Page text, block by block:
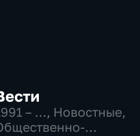
– …, Новостные,